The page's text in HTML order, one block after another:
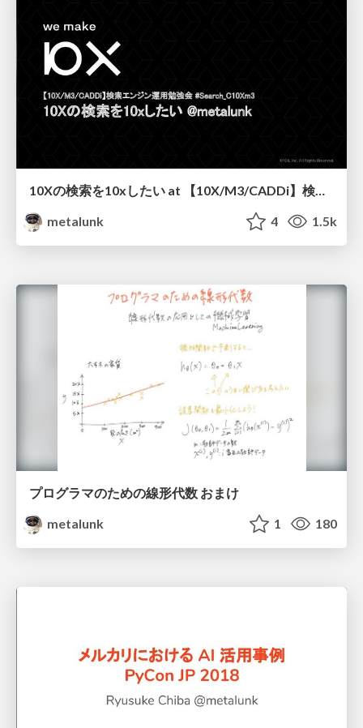
10Xの検索を10xしたい at 【10X/M3/CADDi】検索エンジン運用勉強会
metalunk
4 1.5k
プログラマのための線形代数 おまけ
metalunk
1 180